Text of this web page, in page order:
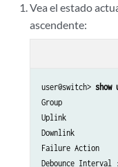
Vea el estado
ascendente:
user@switch>
Group
Uplink
Downlink
Failure Action
Debounce